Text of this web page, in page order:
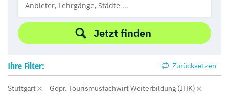
Jetzt finden
Ihre Filter: Zurücksetzen
Stuttgart Gepr. Tourismusfachwirt Weiterbildung (IHK)